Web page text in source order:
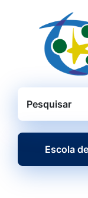
Seção
Ir para o
Ir para o
Pesquisar
Escola